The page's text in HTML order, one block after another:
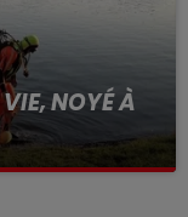
NOYÉ À